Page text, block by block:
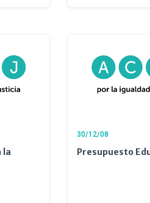
la
30/12/08
Presupuesto